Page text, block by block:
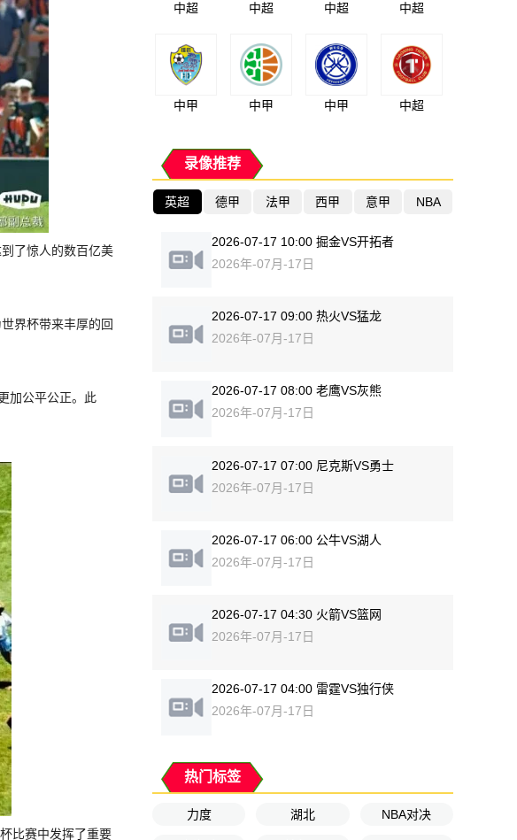
了惊人的数百亿美
界杯带来丰厚的回
加公平公正。此
比赛中发挥了重要
中超 中超 中超 中超
中甲 中甲 中甲 中超
录像推荐
英超 德甲 法甲 西甲 意甲 NBA
2026-07-17 10:00 掘金VS开拓者
2026年-07月-17日
2026-07-17 09:00 热火VS猛龙
2026年-07月-17日
2026-07-17 08:00 老鹰VS灰熊
2026年-07月-17日
2026-07-17 07:00 尼克斯VS勇士
2026年-07月-17日
2026-07-17 06:00 公牛VS湖人
2026年-07月-17日
2026-07-17 04:30 火箭VS篮网
2026年-07月-17日
2026-07-17 04:00 雷霆VS独行侠
2026年-07月-17日
热门标签
力度 湖北 NBA对决